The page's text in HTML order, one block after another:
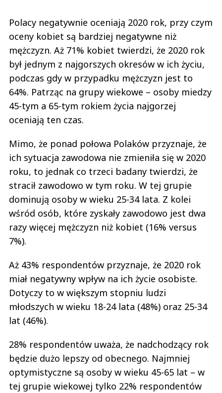
Polacy negatywnie oceniają 2020 rok, przy czym
oceny kobiet są bardziej negatywne niż
mężczyzn. Aż 71% kobiet twierdzi, że 2020 rok
był jednym z najgorszych okresów w ich życiu,
podczas gdy w przypadku mężczyzn jest to
64%. Patrząc na grupy wiekowe – osoby miedzy
45-tym a 65-tym rokiem życia najgorzej
oceniają ten czas.
Mimo, że ponad połowa Polaków przyznaje, że
ich sytuacja zawodowa nie zmieniła się w 2020
roku, to jednak co trzeci badany twierdzi, że
stracił zawodowo w tym roku. W tej grupie
dominują osoby w wieku 25-34 lata. Z kolei
wśród osób, które zyskały zawodowo jest dwa
razy więcej mężczyzn niż kobiet (16% versus
7%).
Aż 43% respondentów przyznaje, że 2020 rok
miał negatywny wpływ na ich życie osobiste.
Dotyczy to w większym stopniu ludzi
młodszych w wieku 18-24 lata (48%) oraz 25-34
lat (46%).
28% respondentów uważa, że nadchodzący rok
będzie dużo lepszy od obecnego. Najmniej
optymistyczne są osoby w wieku 45-65 lat – w
tej grupie wiekowej tylko 22% respondentów